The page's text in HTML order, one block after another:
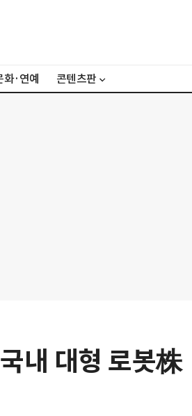
화·연예 콘텐츠판
내 대형 로봇株